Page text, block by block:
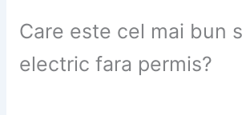
Care este cel mai bun
electric fara permis?